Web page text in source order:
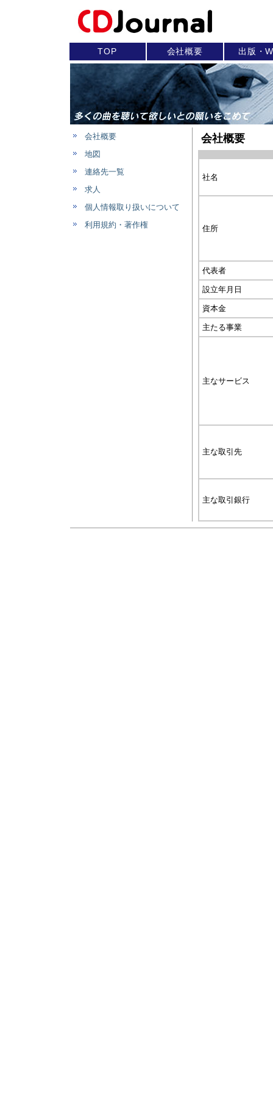
TOP 会社概要 出版・
会社概要
地図
連絡先一覧
求人
個人情報取り扱いについて
利用規約・著作権
会社概要
社名
住所
代表者
設立年月日
資本金
主たる事業
主なサービス
主な取引先
主な取引銀行